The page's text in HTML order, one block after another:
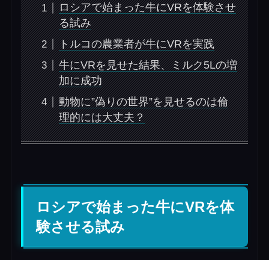
ロシアで始まった牛にVRを体験させ
る試み
トルコの農業者が牛にVRを実践
牛にVRを見せた結果、ミルク5Lの増
加に成功
動物に”偽りの世界”を見せるのは倫
理的には大丈夫？
ロシアで始まった牛にVRを体
験させる試み